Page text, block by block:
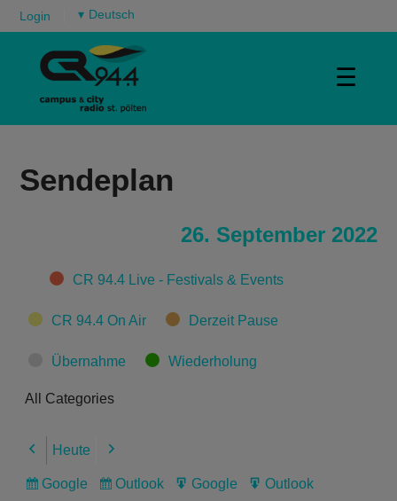
Login ▾
☰
Sendeplan
26. September 2022
CategoriesCR 94.4 Live - Festivals & Events
CR 94.4 On Air Derzeit Pause
Übernahme Wiederholung
All Categories
Previous
Heute Next
Subscribe
Google
Subscribe
Outlook
Export
Google
Export
Outlook